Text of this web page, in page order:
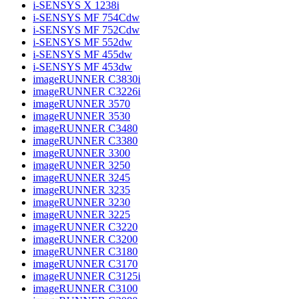
i-SENSYS X 1238i
i-SENSYS MF 754Cdw
i-SENSYS MF 752Cdw
i-SENSYS MF 552dw
i-SENSYS MF 455dw
i-SENSYS MF 453dw
imageRUNNER C3830i
imageRUNNER C3226i
imageRUNNER 3570
imageRUNNER 3530
imageRUNNER C3480
imageRUNNER C3380
imageRUNNER 3300
imageRUNNER 3250
imageRUNNER 3245
imageRUNNER 3235
imageRUNNER 3230
imageRUNNER 3225
imageRUNNER C3220
imageRUNNER C3200
imageRUNNER C3180
imageRUNNER C3170
imageRUNNER C3125i
imageRUNNER C3100